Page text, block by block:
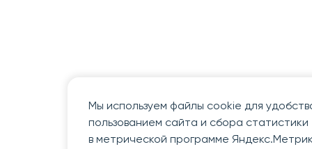
Мы используем файлы cookie для
пользованием сайта и сбора статистики
в метрической программе